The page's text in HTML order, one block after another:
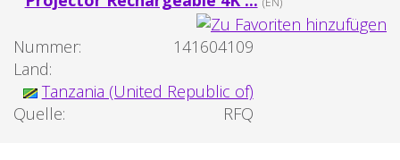
Nummer:
141604109
Land:
Tanzania (United Republic of)
Quelle:
RFQ